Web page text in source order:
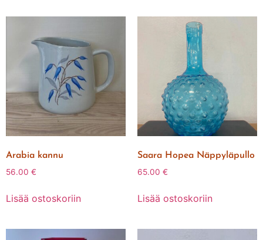
Arabia kannu
56.00 €
Lisää ostoskoriin
Saara Hopea Näppyläpullo
65.00 €
Lisää ostoskoriin